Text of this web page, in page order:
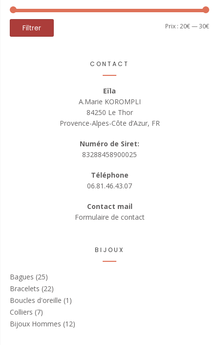
Prix
Prix
Filtrer Prix : 20€—30€
CONTACT
Eïla
A.Marie KOROMPLI
84250 Le Thor
Provence-Alpes-Côte d’Azur, FR
Numéro de Siret:
83288458900025
Téléphone
06.81.46.43.07
Contact mail
Formulaire de contact
BIJOUX
Bagues (25)
Bracelets (22)
Boucles d'oreille (1)
Colliers (7)
Bijoux Hommes (12)